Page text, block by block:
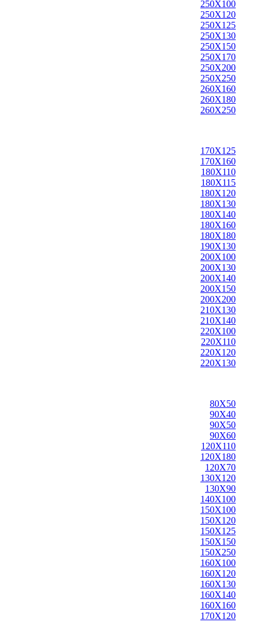
250X100
250X120
250X125
250X130
250X150
250X170
250X200
250X250
260X160
260X180
260X250
170X125
170X160
180X110
180X115
180X120
180X130
180X140
180X160
180X180
190X130
200X100
200X130
200X140
200X150
200X200
210X130
210X140
220X100
220X110
220X120
220X130
80X50
90X40
90X50
90X60
120X110
120X180
120X70
130X120
130X90
140X100
150X100
150X120
150X125
150X150
150X250
160X100
160X120
160X130
160X140
160X160
170X120